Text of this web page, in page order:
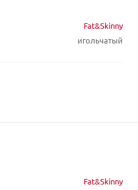
Fat&Skinny
игольчатый
Fat&Skinny